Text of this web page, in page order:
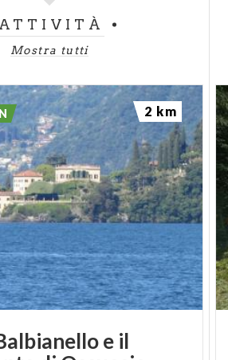
ATTIVITÀ
Mostra tutti
e il
2 km